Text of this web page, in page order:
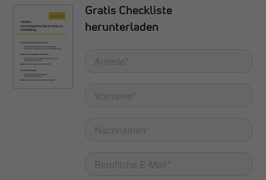
Gratis Checkliste
herunterladen